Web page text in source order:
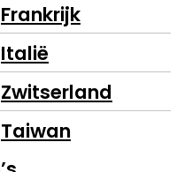
Frankrijk
Italië
Zwitserland
Taiwan